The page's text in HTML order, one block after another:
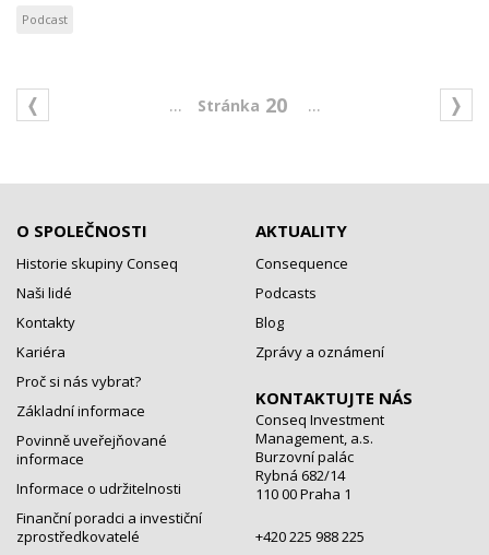
Podcast
... 20 ...
O SPOLEČNOSTI
Historie skupiny Conseq
Naši lidé
Kontakty
Kariéra
Proč si nás vybrat?
Základní informace
Povinně uveřejňované
informace
Informace o udržitelnosti
Finanční poradci a investiční
zprostředkovatelé
AKTUALITY
Consequence
Podcasts
Blog
Zprávy a oznámení
KONTAKTUJTE NÁS
Conseq Investment
Management, a.s.
Burzovní palác
Rybná 682/14
110 00 Praha 1
+420 225 988 225